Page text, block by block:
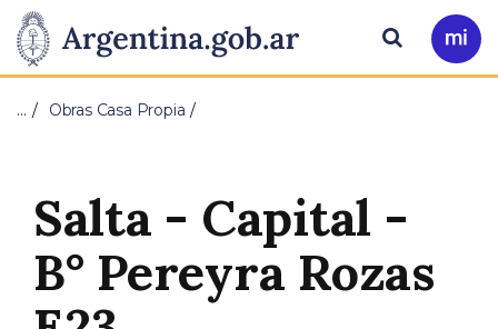
Presidencia
de
Nación
Pasar al contenido principal
Ir
a
Buscar
… Obras Casa Propia
Salta - Capital -
B° Pereyra Rozas